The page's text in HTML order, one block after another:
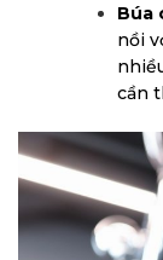
Búa
nồi
cần